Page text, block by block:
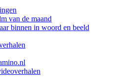
van de maand
binnen in woord en beeld